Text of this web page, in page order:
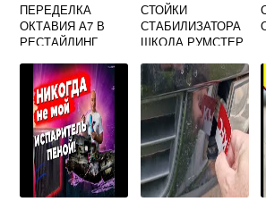
ПЕРЕДЕЛКА
ОКТАВИЯ А7 В
РЕСТАЙЛИНГ
СТОЙКИ
СТАБИЛИЗАТОРА
ШКОДА РУМСТЕР